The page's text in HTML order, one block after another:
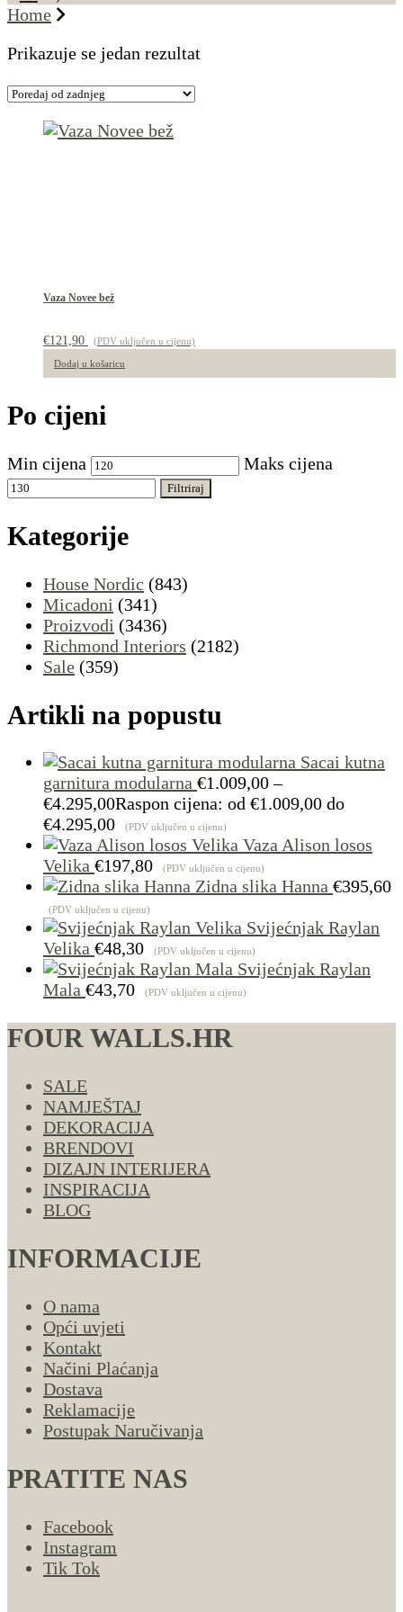
Home
Prikazuje se jedan rezultat
Vaza Novee bež
€121,90 (PDV uključen u cijenu)
Dodaj u košaricu
Po cijeni
Min cijena Maks cijena
Filtriraj
Kategorije
House Nordic (843)
Micadoni (341)
Proizvodi (3436)
Richmond Interiors (2182)
Sale (359)
Artikli na popustu
Sacai kutna
garnitura modularna €1.009,00 –
€4.295,00Raspon cijena: od €1.009,00 do
€4.295,00
(PDV uključen u cijenu)
Vaza Alison losos
Velika €197,80 (PDV uključen u cijenu)
Zidna slika Hanna €395,60
(PDV uključen u cijenu)
Svijećnjak Raylan
Velika €48,30 (PDV uključen u cijenu)
Svijećnjak Raylan
Mala €43,70 (PDV uključen u cijenu)
FOUR WALLS.HR
SALE
NAMJEŠTAJ
DEKORACIJA
BRENDOVI
DIZAJN INTERIJERA
INSPIRACIJA
BLOG
INFORMACIJE
O nama
Opći uvjeti
Kontakt
Načini Plaćanja
Dostava
Reklamacije
Postupak Naručivanja
PRATITE NAS
Facebook
Instagram
Tik Tok